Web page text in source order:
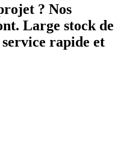
? Nos
Large stock de
rapide et